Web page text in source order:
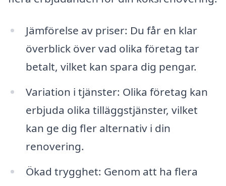
Jämförelse av priser: Du får en klar
överblick över vad olika företag tar
betalt, vilket kan spara dig pengar.
Variation i tjänster: Olika företag kan
erbjuda olika tilläggstjänster, vilket
kan ge dig fler alternativ i din
renovering.
Ökad trygghet: Genom att ha flera